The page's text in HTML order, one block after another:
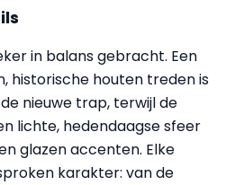
in balans gebracht. Een
historische houten treden is
nieuwe trap, terwijl de
lichte, hedendaagse sfeer
glazen accenten. Elke
karakter: van de